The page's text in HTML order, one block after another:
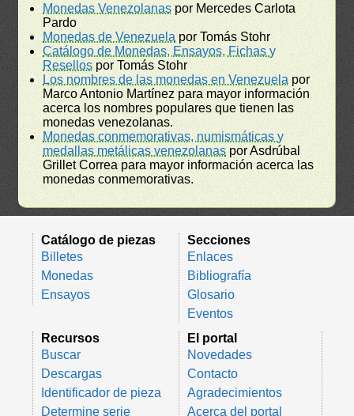
Monedas Venezolanas por Mercedes Carlota
Pardo
Monedas de Venezuela por Tomás Stohr
Catálogo de Monedas, Ensayos, Fichas y
Resellos por Tomás Stohr
Los nombres de las monedas en Venezuela por
Marco Antonio Martínez para mayor información
acerca los nombres populares que tienen las
monedas venezolanas.
Monedas conmemorativas, numismáticas y
medallas metálicas venezolanas por Asdrúbal
Grillet Correa para mayor información acerca las
monedas conmemorativas.
Catálogo de piezas
Billetes
Monedas
Ensayos
Secciones
Enlaces
Bibliografía
Glosario
Eventos
Recursos
Buscar
Descargas
Identificador de pieza
Determine serie
El portal
Novedades
Contacto
Agradecimientos
Acerca del portal